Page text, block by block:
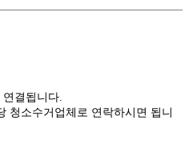
결됩니다.
청소수거업체로 연락하시면 됩니